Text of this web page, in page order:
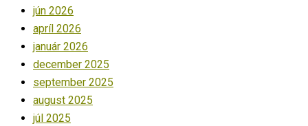
jún 2026
apríl 2026
január 2026
december 2025
september 2025
august 2025
júl 2025